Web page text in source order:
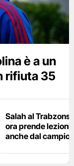
è a un
rifiuta 35
Salah al
ora prende lezioni
anche dal